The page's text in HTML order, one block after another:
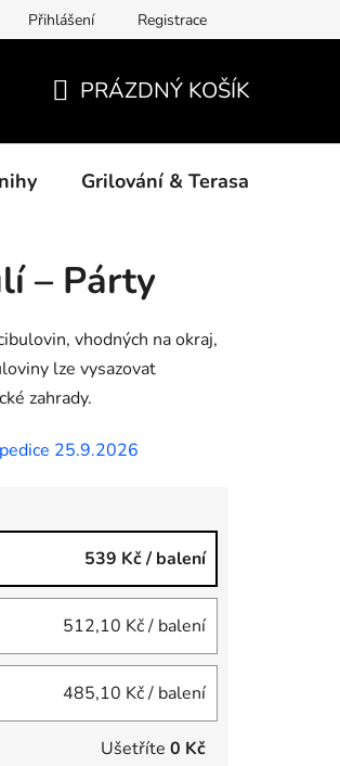
Povinné informace a odkazy ÚKZÚZ
Přihlášení Registrace
KOŠÍK
PRÁZDNÝ KOŠÍK
Grilování & Terasa
– Párty
vhodných na okraj,
lze vysazovat
zahrady.
25.9.2026
539 Kč/ balení
512,10 Kč/ balení
485,10 Kč/ balení
Ušetříte 0 Kč